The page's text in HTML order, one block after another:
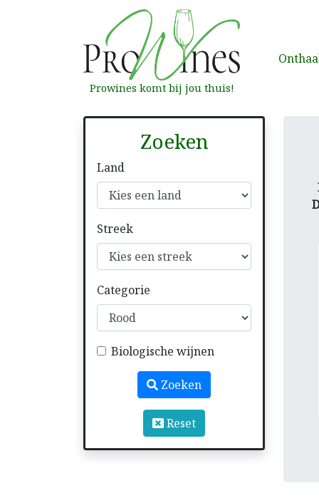
Prowines komt bij jou thuis!
Zoeken
Land
Streek
Categorie
Biologische wijnen
Zoeken
Reset